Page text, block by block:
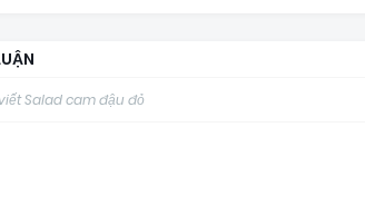
Salad cam đậu đỏ